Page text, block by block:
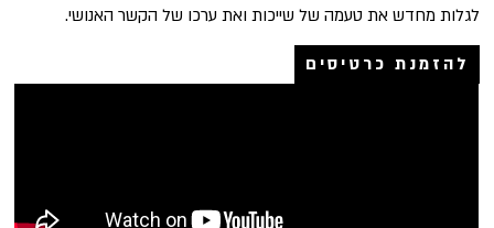
לגלות מחדש את טעמה של שייכות ואת ערכו של הקשר האנושי.
להזמנת כרטיסים